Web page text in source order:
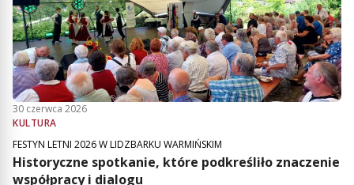
30 czerwca 2026
KULTURA
FESTYN LETNI 2026 W LIDZBARKU WARMIŃSKIM
Historyczne spotkanie, które podkreśliło znaczenie
współpracy i dialogu